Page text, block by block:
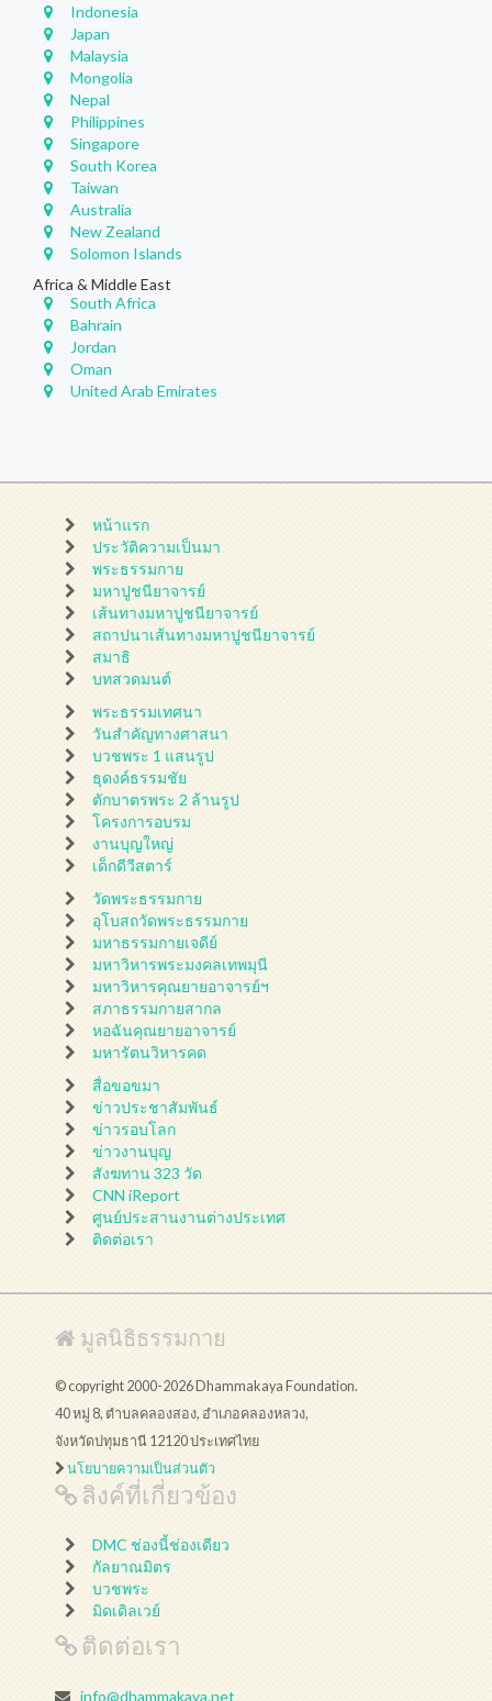
Indonesia
Japan
Malaysia
Mongolia
Nepal
Philippines
Singapore
South Korea
Taiwan
Australia
New Zealand
Solomon Islands
Africa & Middle East
South Africa
Bahrain
Jordan
Oman
United Arab Emirates
หน้าแรก
ประวัติความเป็นมา
พระธรรมกาย
มหาปูชนียาจารย์
เส้นทางมหาปูชนียาจารย์
สถาปนาเส้นทางมหาปูชนียาจารย์
สมาธิ
บทสวดมนต์
พระธรรมเทศนา
วันสำคัญทางศาสนา
บวชพระ 1 แสนรูป
ธุดงค์ธรรมชัย
ตักบาตรพระ 2 ล้านรูป
โครงการอบรม
งานบุญใหญ่
เด็กดีวีสตาร์
วัดพระธรรมกาย
อุโบสถวัดพระธรรมกาย
มหาธรรมกายเจดีย์
มหาวิหารพระมงคลเทพมุนี
มหาวิหารคุณยายอาจารย์ฯ
สภาธรรมกายสากล
หอฉันคุณยายอาจารย์
มหารัตนวิหารคด
สื่อขอขมา
ข่าวประชาสัมพันธ์
ข่าวรอบโลก
ข่าวงานบุญ
สังฆทาน 323 วัด
CNN iReport
ศูนย์ประสานงานต่างประเทศ
ติดต่อเรา
มูลนิธิธรรมกาย
© copyright 2000-2026 Dhammakaya Foundation.
40 หมู่ 8, ตำบลคลองสอง, อำเภอคลองหลวง,
จังหวัดปทุมธานี 12120 ประเทศไทย
นโยบายความเป็นส่วนตัว
ลิงค์ที่เกี่ยวข้อง
DMC ช่องนี้ช่องเดียว
กัลยาณมิตร
บวชพระ
มิดเดิลเวย์
ติดต่อเรา
info@dhammakaya.net